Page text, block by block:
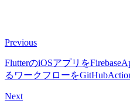
Previous
FlutterのiOSアプリを
るワークフローを
Next